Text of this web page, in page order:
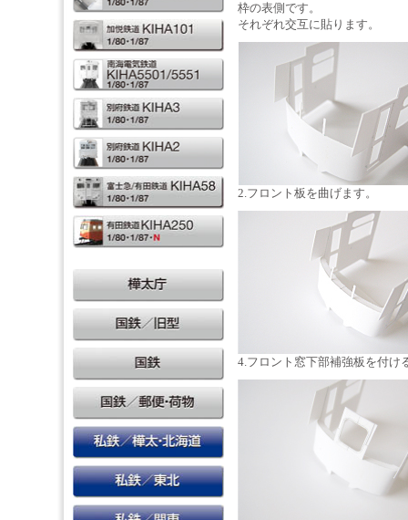
枠の表側です。
それぞれ交互に貼ります。
2.フロント板を曲げます。
4.フロント窓下部補強板を付け